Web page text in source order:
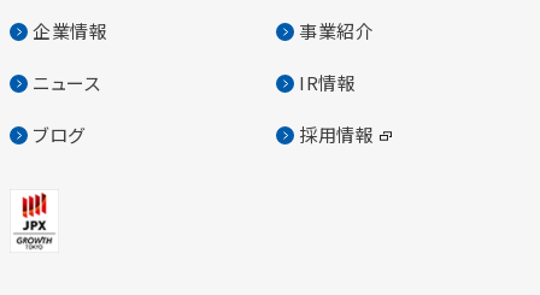
企業情報 事業紹介
ニュース IR情報
ブログ 採用情報